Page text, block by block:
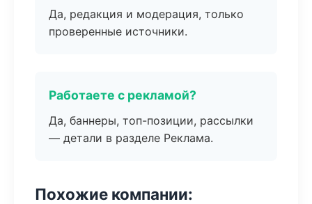
Да, редакция и модерация, только
проверенные источники.
Работаете с рекламой?
Да, баннеры, топ-позиции, рассылки
— детали в разделе Реклама.
Похожие компании: